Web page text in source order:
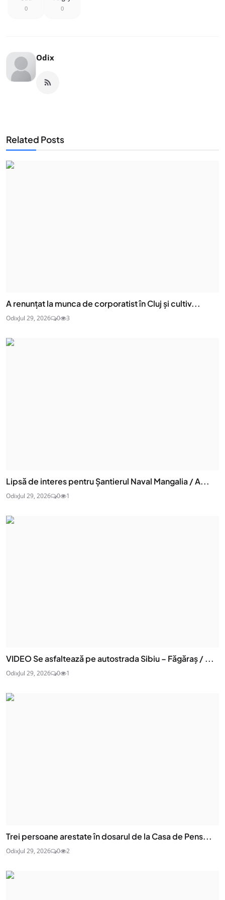
0 0
Odix
Related Posts
A renunțat la munca de corporatist în Cluj și cultiv...
OdixJul 29, 2026 0 3
Lipsă de interes pentru Șantierul Naval Mangalia / A...
OdixJul 29, 2026 0 1
VIDEO Se asfaltează pe autostrada Sibiu – Făgăraș / ...
OdixJul 29, 2026 0 1
Trei persoane arestate în dosarul de la Casa de Pens...
OdixJul 29, 2026 0 2